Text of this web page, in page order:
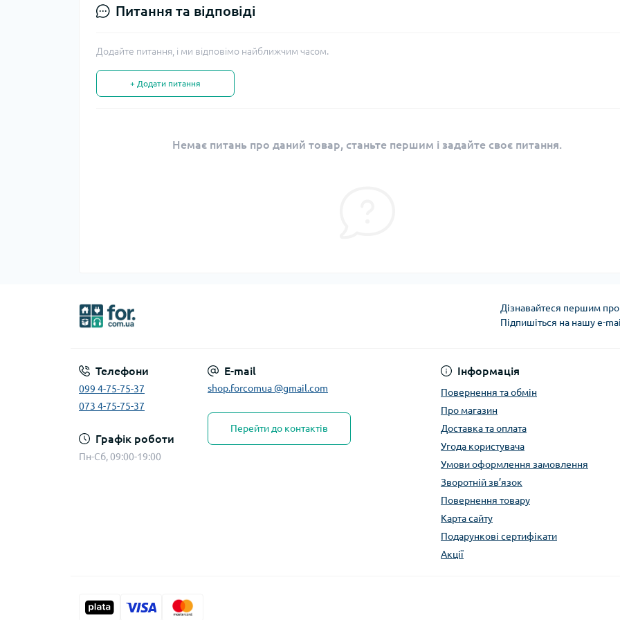
Питання та відповіді
Додайте питання, і ми відповімо найближчим часом.
+ Додати питання
Немає питань про даний товар, станьте першим і задайте своє питання.
Дізнавайтеся першим про
Підпишіться на нашу e-
Телефони
099 4-75-75-37
073 4-75-75-37
Графік роботи
Пн-Сб, 09:00-19:00
E-mail
shop.forcomua @gmail.com
Перейти до контактів
Інформація
Повернення та обмін
Про магазин
Доставка та оплата
Угода користувача
Умови оформлення замовлення
Зворотній зв’язок
Повернення товару
Карта сайту
Подарункові сертифікати
Акції